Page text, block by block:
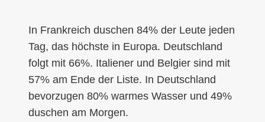
In Frankreich duschen 84% der Leute jeden
Tag, das höchste in Europa. Deutschland
folgt mit 66%. Italiener und Belgier sind mit
57% am Ende der Liste. In Deutschland
bevorzugen 80% warmes Wasser und 49%
duschen am Morgen.